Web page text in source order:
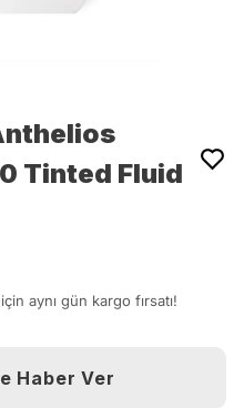
Tinted Fluid
aynı gün kargo fırsatı!
Haber Ver